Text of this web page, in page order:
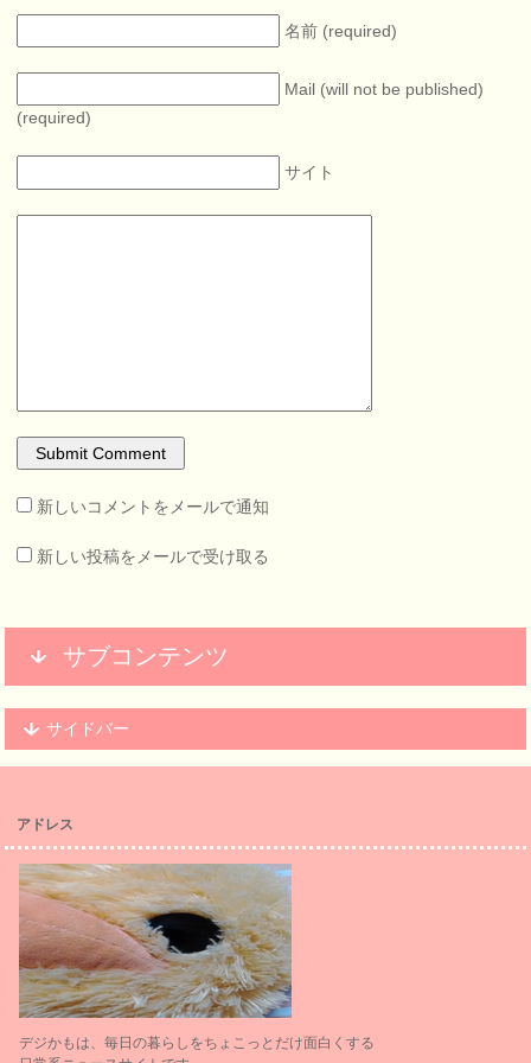
名前 (required)
Mail (will not be published)
(required)
サイト
新しいコメントをメールで通知
新しい投稿をメールで受け取る
サブコンテンツ
サイドバー
アドレス
デジかもは、毎日の暮らしをちょこっとだけ面白くする